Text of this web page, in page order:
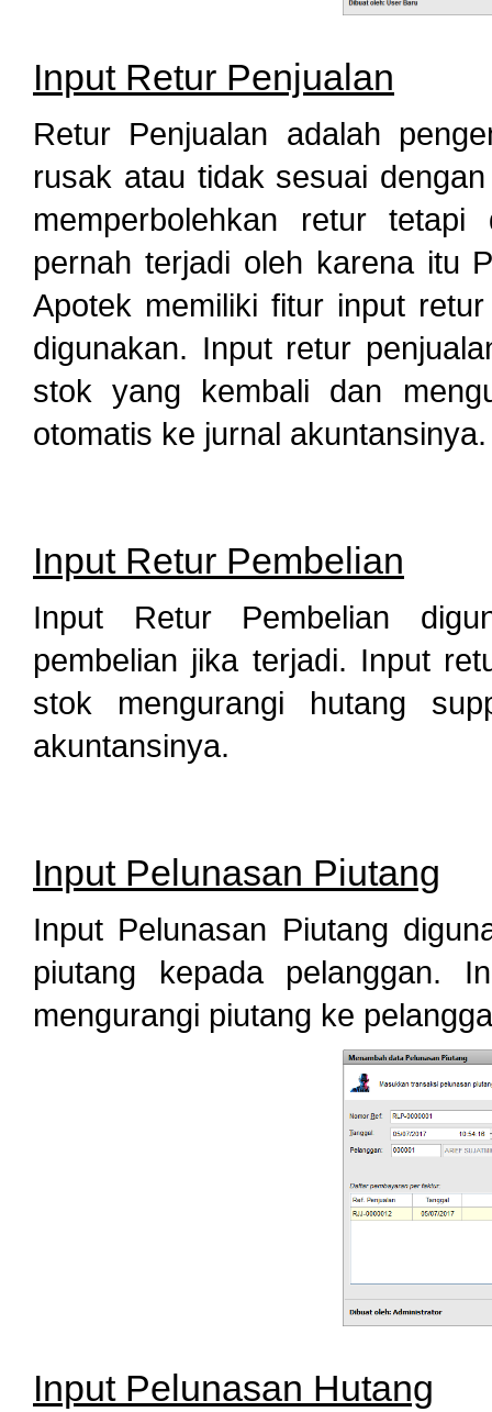
Input Retur Penjualan
Retur Penjualan adalah
rusak atau tidak sesuai
memperbolehkan retur
pernah terjadi oleh karena itu
Apotek memiliki fitur input
digunakan. Input retur
stok yang kembali dan
otomatis ke jurnal akuntansinya.
Input Retur Pembelian
Input Retur Pembelian
pembelian jika terjadi. Input
stok mengurangi hutang
akuntansinya.
Input Pelunasan Piutang
Input Pelunasan Piutang
piutang kepada pelanggan.
mengurangi piutang ke
Input Pelunasan Hutang